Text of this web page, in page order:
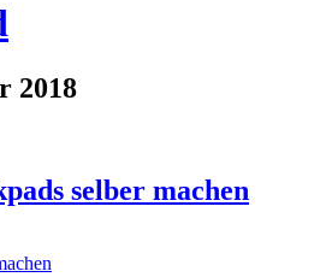
2018
selber machen